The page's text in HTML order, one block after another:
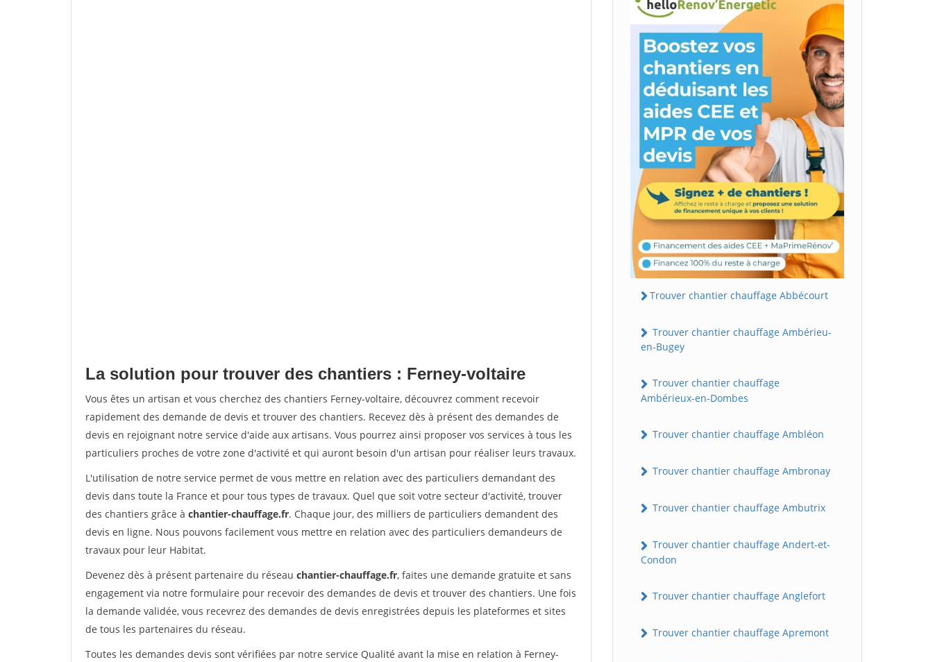
La solution pour trouver des chantiers : Ferney-voltaire
Vous êtes un artisan et vous cherchez des chantiers Ferney-voltaire, découvrez comment recevoir
rapidement des demande de devis et trouver des chantiers. Recevez dès à présent des demandes de
devis en rejoignant notre service d'aide aux artisans. Vous pourrez ainsi proposer vos services à tous les
particuliers proches de votre zone d'activité et qui auront besoin d'un artisan pour réaliser leurs travaux.
L'utilisation de notre service permet de vous mettre en relation avec des particuliers demandant des
devis dans toute la France et pour tous types de travaux. Quel que soit votre secteur d'activité, trouver
des chantiers grâce à chantier-chauffage.fr. Chaque jour, des milliers de particuliers demandent des
devis en ligne. Nous pouvons facilement vous mettre en relation avec des particuliers demandeurs de
travaux pour leur Habitat.
Devenez dès à présent partenaire du réseau chantier-chauffage.fr, faites une demande gratuite et sans
engagement via notre formulaire pour recevoir des demandes de devis et trouver des chantiers. Une fois
la demande validée, vous recevrez des demandes de devis enregistrées depuis les plateformes et sites
de tous les partenaires du réseau.
Toutes les demandes devis sont vérifiées par notre service Qualité avant la mise en relation à Ferney-
Trouver chantier chauffage Abbécourt
Trouver chantier chauffage Ambérieu-
en-Bugey
Trouver chantier chauffage
Ambérieux-en-Dombes
Trouver chantier chauffage Ambléon
Trouver chantier chauffage Ambronay
Trouver chantier chauffage Ambutrix
Trouver chantier chauffage Andert-et-
Condon
Trouver chantier chauffage Anglefort
Trouver chantier chauffage Apremont